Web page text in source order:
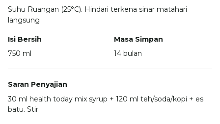
Suhu Ruangan (25°C). Hindari terkena sinar matahari
langsung
Isi Bersih
750 ml
Masa Simpan
14 bulan
Saran Penyajian
30 ml health today mix syrup + 120 ml teh/soda/kopi + es
batu. Stir